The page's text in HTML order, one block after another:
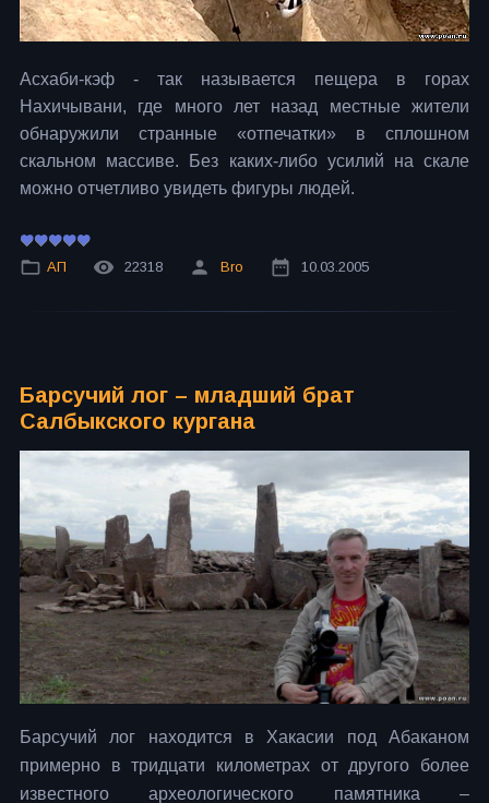
Асхаби-кэф - так называется пещера в горах
Нахичывани, где много лет назад местные жители
обнаружили странные «отпечатки» в сплошном
скальном массиве. Без каких-либо усилий на скале
можно отчетливо увидеть фигуры людей.
АП 22318 Bro 10.03.2005
Барсучий лог – младший брат
Салбыкского кургана
Барсучий лог находится в Хакасии под Абаканом
примерно в тридцати километрах от другого более
известного археологического памятника –